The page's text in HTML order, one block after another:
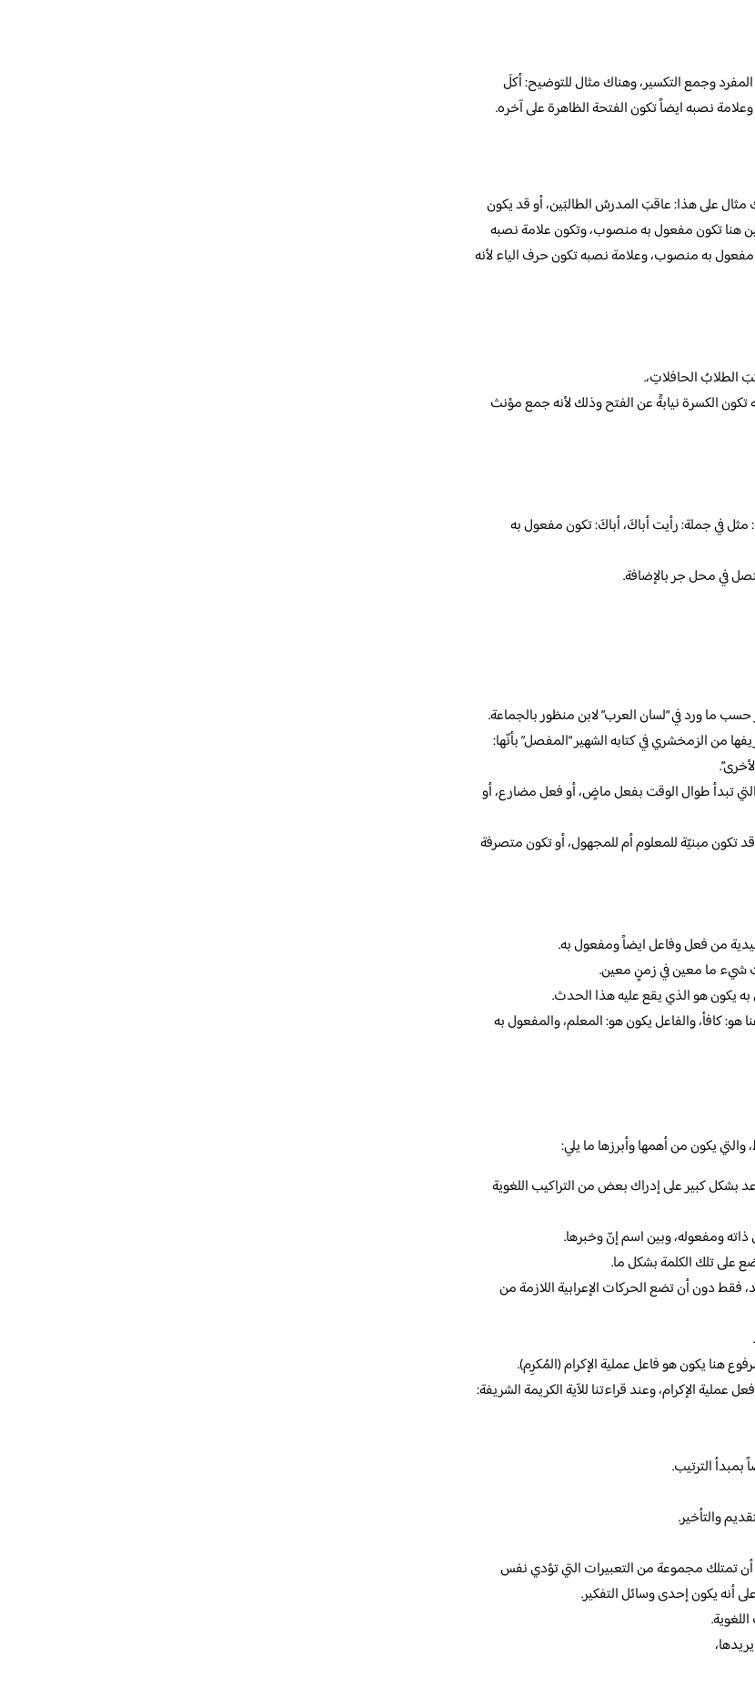
وجمع التكسير، وهناك مثال للتوضيح: أكلَ
نصبه ايضاً تكون الفتحة الظاهرة على آخره.
مثال على هذا: عاقبَ المدرسُ الطالبَين، أو قد يكون
هنا تكون مفعول به منصوب، وتكون علامة نصبه
مفعول به منصوب، وعلامة نصبه تكون حرف الياء لأنه
الطلابُ الحافلاتِ،.
الكسرة نيابةً عن الفتح وذلك لأنه جمع مؤنث
في جملة: رأيت أباكَ، أباكَ: تكون مفعول به
في محل جر بالإضافة.
ما ورد في “لسان العرب” لابن منظور بالجماعة.
من الزمخشري في كتابه الشهير “المفصل” بأنّها:
تبدأ طوال الوقت بفعل ماضٍ، أو فعل مضارع، أو
تكون مبنيّة للمعلوم أم للمجهول، أو تكون متصرفة
من فعل وفاعل ايضاً ومفعول به.
شيء ما معين في زمنٍ معين.
يكون هو الذي يقع عليه هذا الحدث.
كافأ، والفاعل يكون هو: المعلم، والمفعول به
يكون من أهمها وأبرزها ما يلي:
بشكل كبير على إدراك بعض من التراكيب اللغوية
ذاته ومفعوله، وبين اسم إنّ وخبرها.
على تلك الكلمة بشكل ما.
دون أن تضع الحركات الإعرابية اللازمة من
هنا يكون هو فاعل عملية الإكرام (المُكرِم).
الإكرام، وعند قراءتنا للآية الكريمة الشريفة:
الترتيب.
والتأخير.
تمتلك مجموعة من التعبيرات التي تؤدي نفس
أنه يكون إحدى وسائل التفكير.